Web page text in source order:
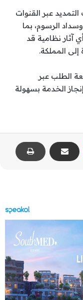
عبر القنوات
الرسوم، بما
آثار نظامية قد
إلى المملكة.
الطلب عبر
الخدمة بسهولة